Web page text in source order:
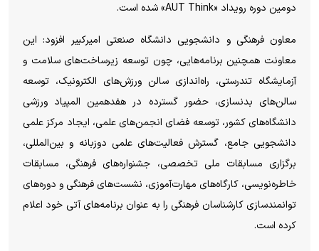
دومین دوره رویداد «AUT Think» شده است.
معاون فرهنگی و دانشجویی دانشگاه صنعتی امیرکبیر افزود: این
معاونت همچنین برنامه‌هایی، چون توسعه زیرساخت‌های سلامت و
آزمایشگاه تندرستی، راه‌اندازی سالن ورزش‌های الکترونیک، توسعه
سالن‌های بدنسازی، حضور گسترده در هفدهمین المپیاد ورزشی
دانشگاه‌های کشور، توسعه فضای انجمن‌های علمی، ایجاد مرکز علمی
دانشجویی جامع، گسترش فعالیت‌های علمی دوزبانه و بین‌المللی،
برگزاری مسابقات ملی تخصصی، جشنواره‌های فرهنگی، مسابقات
خاطره‌نویسی، کارگاه‌های مهارت‌آموزی، نشست‌های فرهنگی و دوره‌های
توانمندسازی کارشناسان فرهنگی را به عنوان برنامه‌های آتی خود اعلام
کرده است.